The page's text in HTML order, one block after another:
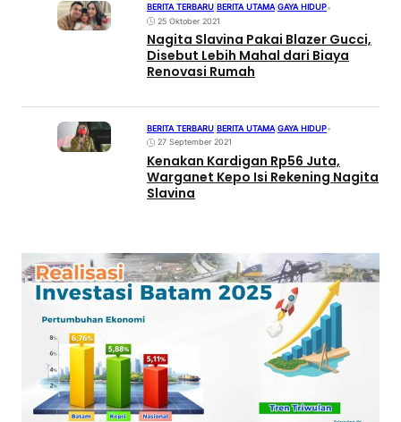
BERITA TERBARU BERITA UTAMA GAYA HIDUP•
25 Oktober 2021
Nagita Slavina Pakai Blazer Gucci,
Disebut Lebih Mahal dari Biaya
Renovasi Rumah
BERITA TERBARU BERITA UTAMA GAYA HIDUP•
27 September 2021
Kenakan Kardigan Rp56 Juta,
Warganet Kepo Isi Rekening Nagita
Slavina